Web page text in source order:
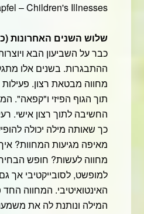
– Children's Illnesses ).
שלוש השנים האחרונות
כבר על השביעון הבא
ההתבגרות. בשנים אלו
מחווה מבטאת רצון.
תוך הגוף הפיזי ו"קפאה".
החשיבה לתוך רצון אישי.
כך שאותה מילה יכולה
מאיפה מגיעות המחוות?
מחווה לעשות? חופש
למופשט, לסובייקטיבי אך
האינטואיטיבי. המחווה
המילה ונותנת לה את